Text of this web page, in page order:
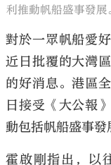
利推動帆船盛事發展
對於一眾帆船愛
近日批覆的大灣
的好消息。港區
日接受《大公報
動包括帆船盛事發
霍啟剛指出，以